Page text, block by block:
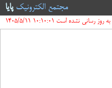
مجتمع الکترونیکپایا
نشده است 10:10:01 1405/5/11